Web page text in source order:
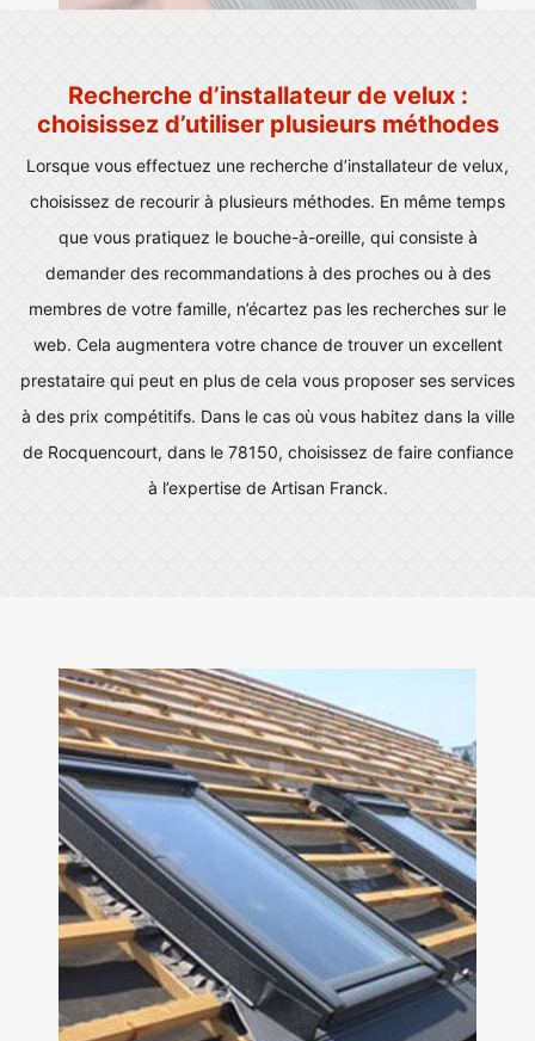
Recherche d’installateur de velux :
choisissez d’utiliser plusieurs méthodes
Lorsque vous effectuez une recherche d’installateur de velux,
choisissez de recourir à plusieurs méthodes. En même temps
que vous pratiquez le bouche-à-oreille, qui consiste à
demander des recommandations à des proches ou à des
membres de votre famille, n’écartez pas les recherches sur le
web. Cela augmentera votre chance de trouver un excellent
prestataire qui peut en plus de cela vous proposer ses services
à des prix compétitifs. Dans le cas où vous habitez dans la ville
de Rocquencourt, dans le 78150, choisissez de faire confiance
à l’expertise de Artisan Franck.